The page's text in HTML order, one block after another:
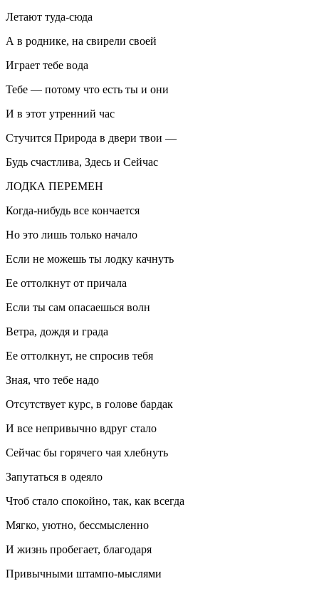
Летают туда-сюда
А в роднике, на свирели своей
Играет тебе вода
Тебе — потому что есть ты и они
И в этот утренний час
Стучится Природа в двери твои —
Будь счастлива, Здесь и Сейчас
ЛОДКА ПЕРЕМЕН
Когда-нибудь все кончается
Но это лишь только начало
Если не можешь ты лодку качнуть
Ее оттолкнут от причала
Если ты сам опасаешься волн
Ветра, дождя и града
Ее оттолкнут, не спросив тебя
Зная, что тебе надо
Отсутствует курс, в голове бардак
И все непривычно вдруг стало
Сейчас бы горячего чая хлебнуть
Запутаться в одеяло
Чтоб стало спокойно, так, как всегда
Мягко, уютно, бессмысленно
И жизнь пробегает, благодаря
Привычными штампо-мыслями